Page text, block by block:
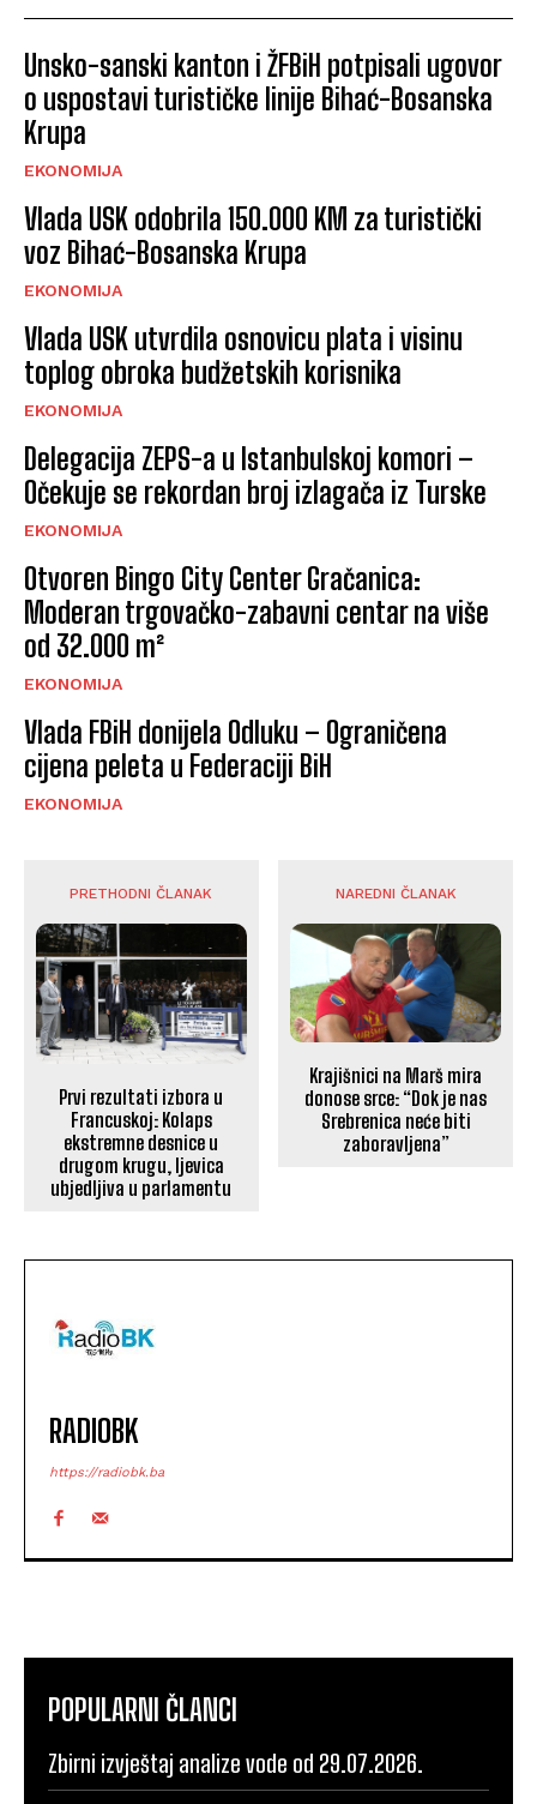
Unsko-sanski kanton i ŽFBiH potpisali ugovor
o uspostavi turističke linije Bihać-Bosanska
Krupa
EKONOMIJA
Vlada USK odobrila 150.000 KM za turistički
voz Bihać-Bosanska Krupa
EKONOMIJA
Vlada USK utvrdila osnovicu plata i visinu
toplog obroka budžetskih korisnika
EKONOMIJA
Delegacija ZEPS-a u Istanbulskoj komori –
Očekuje se rekordan broj izlagača iz Turske
EKONOMIJA
Otvoren Bingo City Center Gračanica:
Moderan trgovačko-zabavni centar na više
od 32.000 m²
EKONOMIJA
Vlada FBiH donijela Odluku – Ograničena
cijena peleta u Federaciji BiH
EKONOMIJA
PRETHODNI ČLANAK
Prvi rezultati izbora u
Francuskoj: Kolaps
ekstremne desnice u
drugom krugu, ljevica
ubjedljiva u parlamentu
NAREDNI ČLANAK
Krajišnici na Marš mira
donose srce: “Dok je nas
Srebrenica neće biti
zaboravljena”
RADIOBK
https://radiobk.ba
POPULARNI ČLANCI
Zbirni izvještaj analize vode od 29.07.2026.